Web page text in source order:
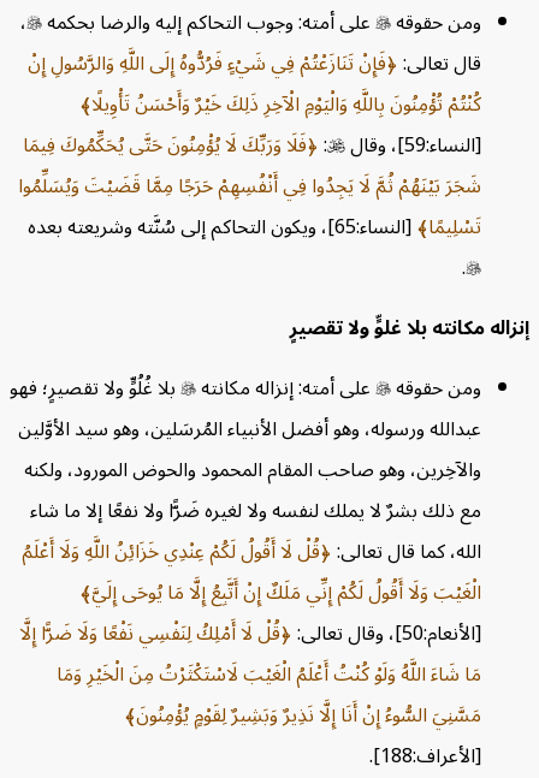
ومن حقوقهعلى أمته: وجوب التحاكم إليه والرضا بحكمه،
قال تعالى: فَإِنْ تَنَازَعْتُمْ فِي شَيْءٍ فَرُدُّوهُ إِلَى اللَّهِ وَالرَّسُولِ إِنْ
كُنْتُمْ تُؤْمِنُونَ بِاللَّهِ وَالْيَوْمِ الْآخِرِ ذَلِكَ خَيْرٌ وَأَحْسَنُ تَأْوِيلًا
[النساء:59]، وقال

: فَلَا وَرَبِّكَ لَا يُؤْمِنُونَ حَتَّى يُحَكِّمُوكَ فِيمَا
شَجَرَ بَيْنَهُمْ ثُمَّ لَا يَجِدُوا فِي أَنْفُسِهِمْ حَرَجًا مِمَّا قَضَيْتَ وَيُسَلِّمُوا
تَسْلِيمًا [النساء:65]، ويكون التحاكم إلى سُنَّته وشريعته بعده
.
مكانته بلا غلوٍّ ولا تقصيرٍ
ومن حقوقهعلى أمته: إنزاله مكانتهبلا غُلُوٍّ ولا تقصيرٍ؛ فهو
عبدالله ورسوله، وهو أفضل الأنبياء المُرسَلين، وهو سيد الأوَّلين
والآخِرين، وهو صاحب المقام المحمود والحوض المورود، ولكنه
مع ذلك بشرٌ لا يملك لنفسه ولا لغيره ضَرًّا ولا نفعًا إلا ما شاء
الله، كما قال تعالى: قُلْ لَا أَقُولُ لَكُمْ عِنْدِي خَزَائِنُ اللَّهِ وَلَا أَعْلَمُ
الْغَيْبَ وَلَا أَقُولُ لَكُمْ إِنِّي مَلَكٌ إِنْ أَتَّبِعُ إِلَّا مَا يُوحَى إِلَيَّ
[الأنعام:50]، وقال تعالى:
قُلْ لَا أَمْلِكُ لِنَفْسِي نَفْعًا وَلَا ضَرًّا إِلَّا
مَا شَاءَ اللَّهُ وَلَوْ كُنْتُ أَعْلَمُ الْغَيْبَ لَاسْتَكْثَرْتُ مِنَ الْخَيْرِ وَمَا
مَسَّنِيَ السُّوءُ إِنْ أَنَا إِلَّا نَذِيرٌ وَبَشِيرٌ لِقَوْمٍ يُؤْمِنُونَ
[الأعراف:188].